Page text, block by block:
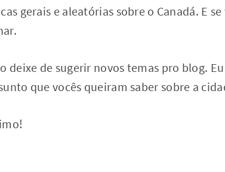
gerais e aleatórias sobre o Canadá. E
deixe de sugerir novos temas pro blog.
que vocês queiram saber sobre a